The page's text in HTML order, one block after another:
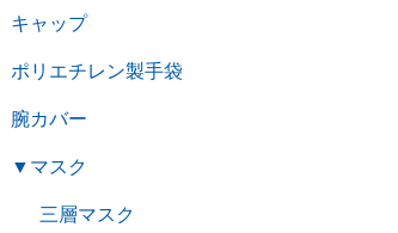
キャップ
ポリエチレン製手袋
腕カバー
▼ マスク
三層マスク